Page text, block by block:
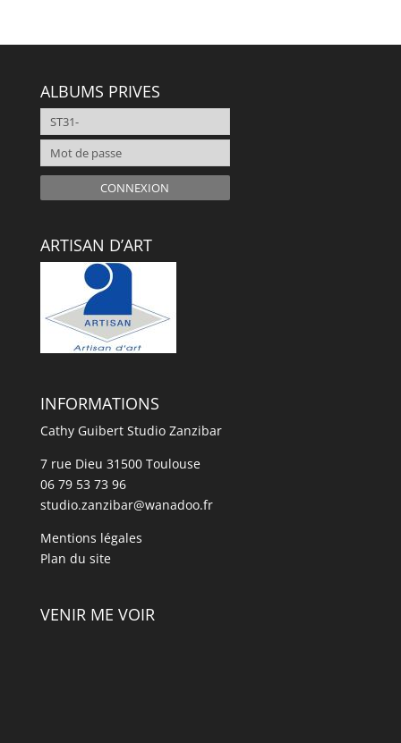
ALBUMS PRIVES
CONNEXION
ARTISAN D’ART
INFORMATIONS
Cathy Guibert Studio Zanzibar
7 rue Dieu 31500 Toulouse
06 79 53 73 96
studio.zanzibar@wanadoo.fr
Mentions légales
Plan du site
VENIR ME VOIR